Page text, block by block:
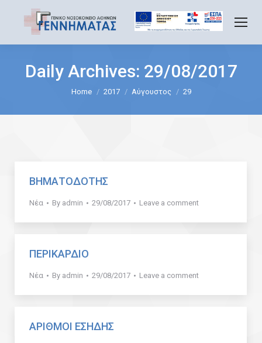
Daily Archives: 29/08/2017
Home 2017 Αύγουστος 29
ΒΗΜΑΤΟΔΟΤΗΣ
Νέα By admin 29/08/2017 Leave a comment
ΠΕΡΙΚΑΡΔΙΟ
Νέα By admin 29/08/2017 Leave a comment
ΑΡΙΘΜΟΙ ΕΣΗΔΗΣ